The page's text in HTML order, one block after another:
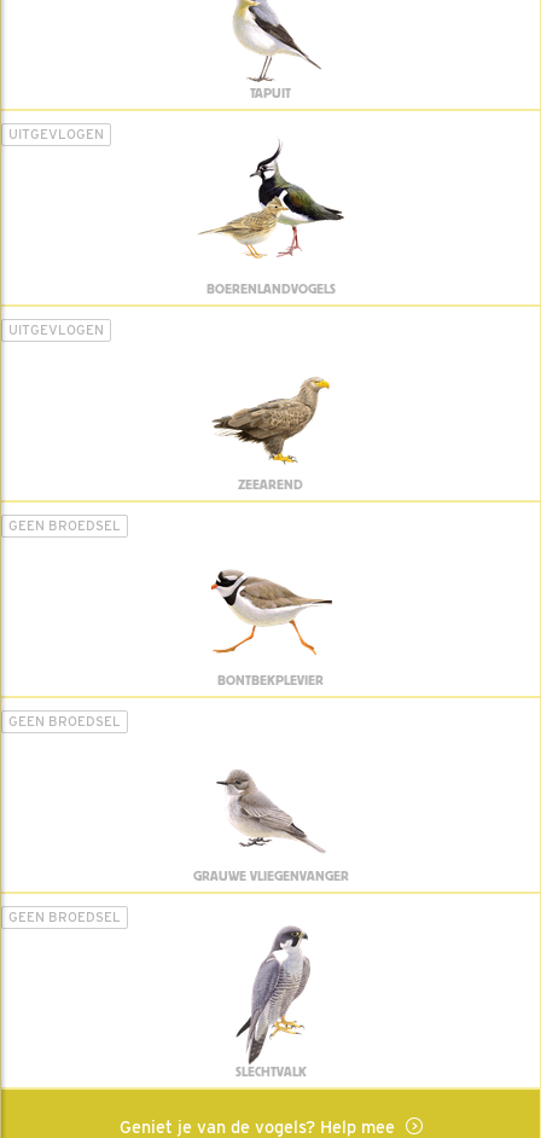
TAPUIT
UITGEVLOGEN
BOERENLANDVOGELS
UITGEVLOGEN
ZEEAREND
GEEN BROEDSEL
BONTBEKPLEVIER
GEEN BROEDSEL
GRAUWE VLIEGENVANGER
GEEN BROEDSEL
SLECHTVALK
Geniet je van de vogels? Help mee